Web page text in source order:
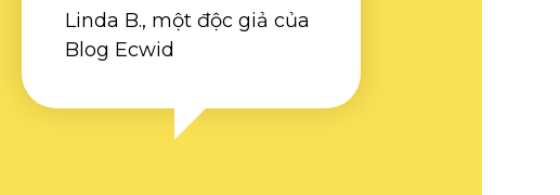
Linda B., một độc giả của
Blog Ecwid